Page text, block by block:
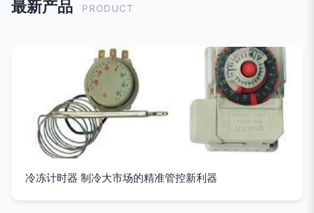
最新产品 PRODUCT
冷冻计时器 制冷大市场的精准管控新利器